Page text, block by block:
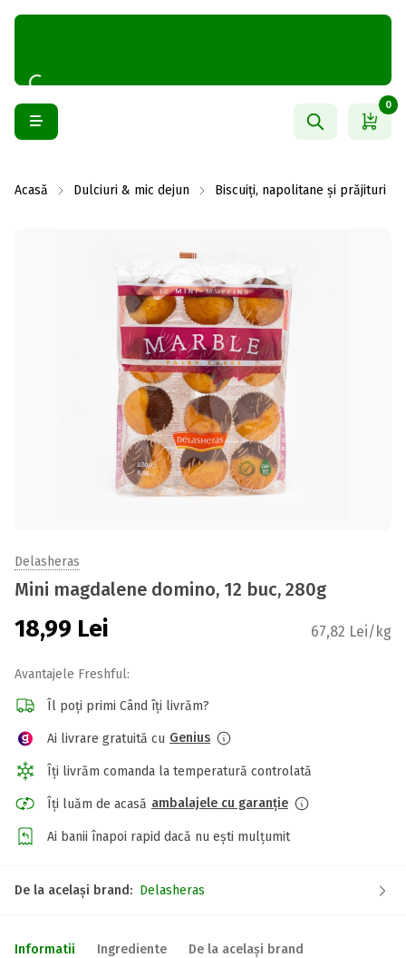
0
Acasă Dulciuri & mic dejun Biscuiți, napolitane și prăjituri
Delasheras
Mini magdalene domino, 12 buc, 280g
18,99 Lei 67,82 Lei/kg
Avantajele Freshful:
Îl poți primi Când îți livrăm?
Ai livrare gratuită cu Genius
Îți livrăm comanda la temperatură controlată
Îți luăm de acasă ambalajele cu garanție
Ai banii înapoi rapid dacă nu ești mulțumit
De la același brand: Delasheras
Informatii Ingrediente De la același brand